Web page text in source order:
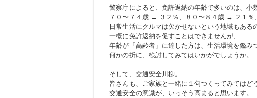
警察庁によると、免許返納の年齢で多いのは、小
７０〜７４歳 → ３２％、８０〜８４歳 → ２１％
日常生活にクルマは欠かせないという地域もある
一概に免許返納を促すことはできませんが、
年齢が「高齢者」に達した方は、生活環境を鑑み
何かの折に、検討してみてはいかがでしょうか。
そして、交通安全川柳。
皆さんも、ご家族と一緒に１句つくってみてはど
交通安全の意識が、いっそう高まると思います。